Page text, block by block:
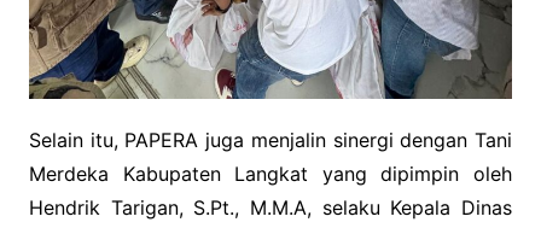
Selain itu, PAPERA juga menjalin sinergi dengan Tani
Merdeka Kabupaten Langkat yang dipimpin oleh
Hendrik Tarigan, S.Pt., M.M.A, selaku Kepala Dinas